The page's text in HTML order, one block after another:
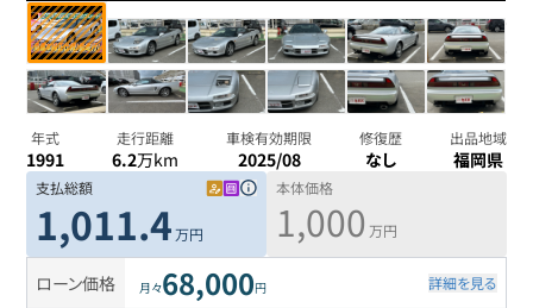
年式
1991
走行距離
6.2万km
車検有効期限
2025/08
修復歴
なし
出品地域
福岡県
支払総額
1,011.4 万円
本体価格
1,000 万円
ローン価格 月々68,000円 詳細を見る